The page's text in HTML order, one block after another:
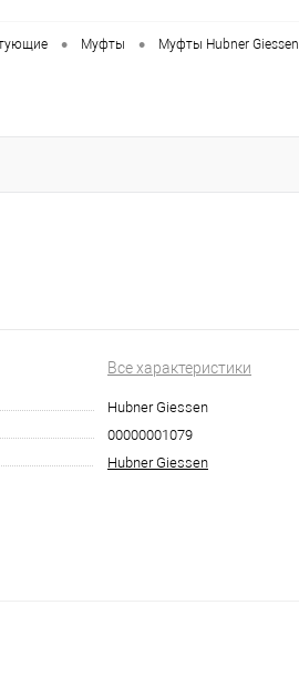
• Муфты • Муфты Hubner Giessen
Все характеристики
Hubner Giessen
00000001079
Hubner Giessen